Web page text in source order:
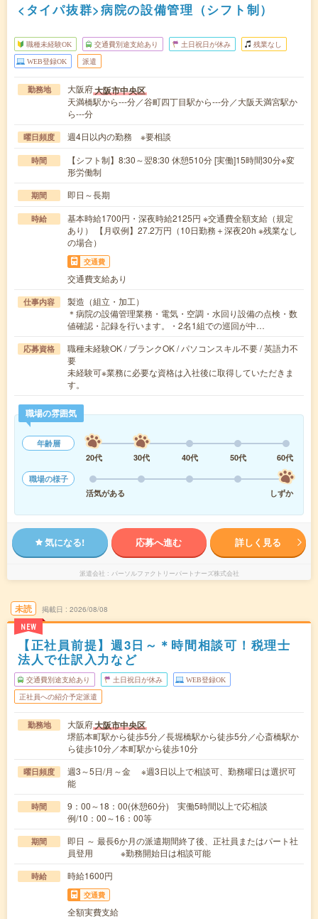
<タイパ抜群>病院の設備管理（シフト制）
職種未経験OK 交通費別途支給あり 土日祝日が休み 残業なし
WEB登録OK 派遣
勤務地 大阪府大阪市中央区
天満橋駅から---分／谷町四丁目駅から---分／大阪天満宮駅か
ら---分
曜日頻度 週4日以内の勤務 ※要相談
時間
【シフト制】8:30～翌8:30 休憩510分 [実働]15時間30分※変
形労働制
期間 即日～長期
時給
基本時給1700円・深夜時給2125円 ※交通費全額支給（規定
あり） 【月収例】27.2万円（10日勤務＋深夜20h ※残業なし
の場合）
交通費
交通費支給あり
仕事内容
製造（組立・加工）
＊病院の設備管理業務・電気・空調・水回り設備の点検・数
値確認・記録を行います。・2名1組での巡回が中…
応募資格
職種未経験OK / ブランクOK / パソコンスキル不要 / 英語力不
要
未経験可※業務に必要な資格は入社後に取得していただきま
す。
職場の雰囲気
年齢層
20代
30代 40代 50代
60代
職場の様子
活気がある
しずか
気になる! 応募へ進む 詳しく見る
派遣会社 パーソルファクトリーパートナーズ株式会社
未読
NEW
掲載日 2026/08/08
【正社員前提】週3日～＊時間相談可！税理士
法人で仕訳入力など
交通費別途支給あり 土日祝日が休み WEB登録OK
正社員への紹介予定派遣
勤務地 大阪府大阪市中央区
堺筋本町駅から徒歩5分／長堀橋駅から徒歩5分／心斎橋駅か
ら徒歩10分／本町駅から徒歩10分
曜日頻度
週3～5日/月～金 ※週3日以上で相談可、勤務曜日は選択可
能
時間
9：00～18：00(休憩60分) 実働5時間以上で応相談
例/10：00～16：00等
期間
即日 ～ 最長6か月の派遣期間終了後、正社員またはパート社
員登用 ※勤務開始日は相談可能
時給 時給1600円
交通費
全額実費支給